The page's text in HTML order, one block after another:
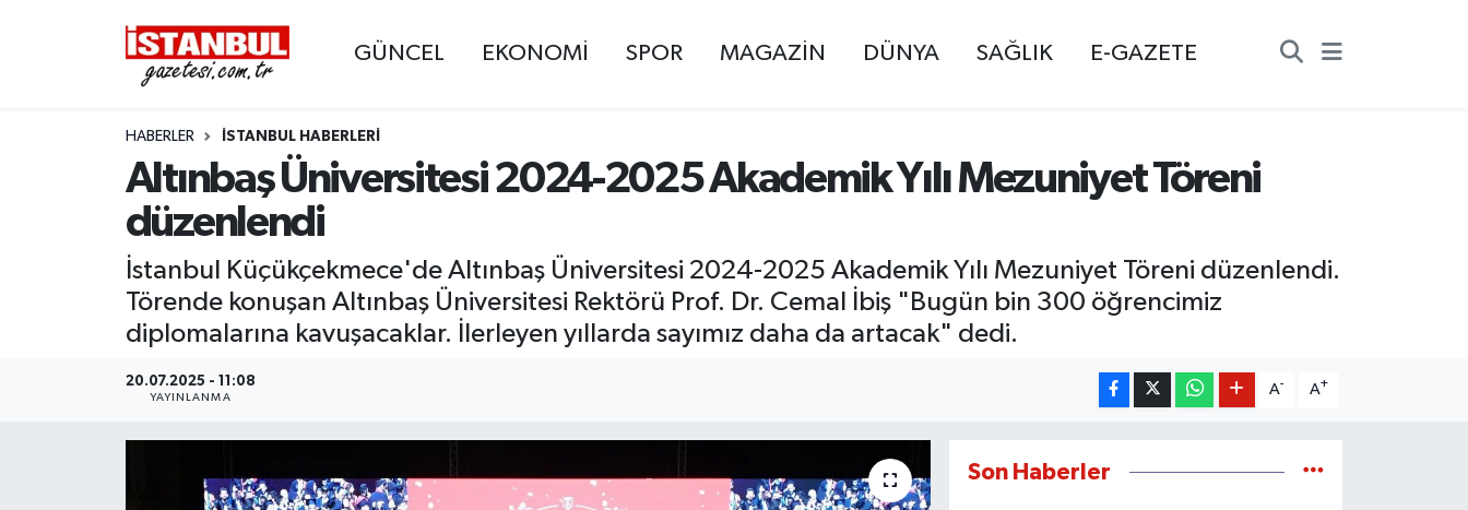
GÜNCEL EKONOMİ SPOR MAGAZİN DÜNYA SAĞLIK E-GAZETE
HABERLER İSTANBUL HABERLERI
Altınbaş Üniversitesi 2024-2025 Akademik Yılı Mezuniyet Töreni
düzenlendi
İstanbul Küçükçekmece'de Altınbaş Üniversitesi 2024-2025 Akademik Yılı Mezuniyet Töreni düzenlendi.
Törende konuşan Altınbaş Üniversitesi Rektörü Prof. Dr. Cemal İbiş "Bugün bin 300 öğrencimiz
diplomalarına kavuşacaklar. İlerleyen yıllarda sayımız daha da artacak" dedi.
20.07.2025 - 11:08
YAYINLANMA
A- A+
Son Haberler
EKONOMİ
İSTANBUL
Nöbetçi Eczaneler
Hava Durumu
Trafik Durumu
Tüm Manşetler